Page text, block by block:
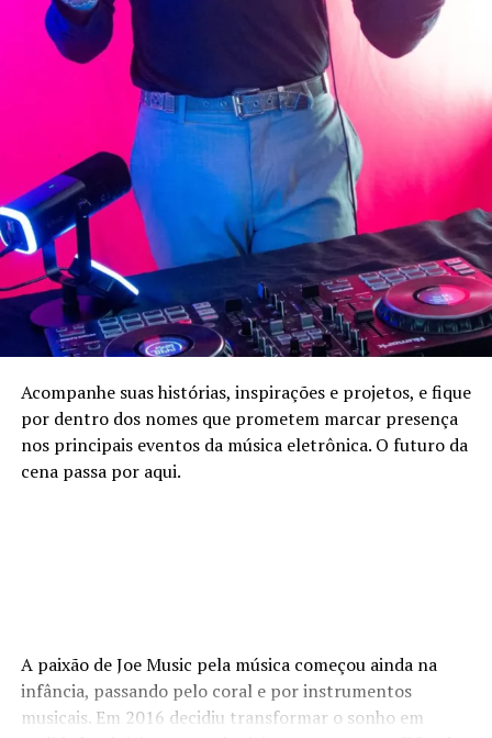
Acompanhe suas histórias, inspirações e projetos, e fique
por dentro dos nomes que prometem marcar presença
nos principais eventos da música eletrônica. O futuro da
cena passa por aqui.
A paixão de Joe Music pela música começou ainda na
infância, passando pelo coral e por instrumentos
musicais. Em 2016 decidiu transformar o sonho em